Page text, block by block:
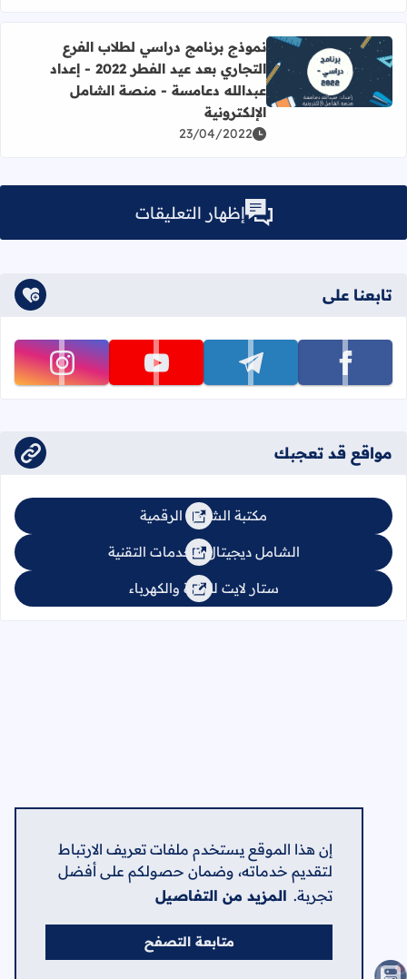
إن هذا الموقع يستخدم ملفات تعريف الارتباط
لتقديم خدماته، وضمان حصولكم على أفضل
تجربة. المزيد من التفاصيل
متابعة التصفح
اقرأ المزيد عن نموذج برنامج دراسي لطلاب الفرع التجاري بعد عيد الفطر 2022 - إعداد عبدالله دعامسة -
نموذج برنامج دراسي لطلاب الفرع
التجاري بعد عيد الفطر 2022 - إعداد
عبدالله دعامسة - منصة الشامل
الإلكترونية
23/04/2022
إظهار التعليقات
تابعنا على
تابعنا على facebook تابعنا على telegram تابعنا على youtube تابعنا على instagram
مواقع قد تعجبك
مكتبة الشامل الرقمية
الشامل ديجيتال للخدمات التقنية
ستار لايت للإنارة والكهرباء